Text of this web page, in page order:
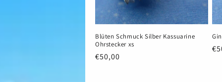
Blüten Schmuck Silber Kassuarine
Ohrstecker xs
Normaler
€50,00